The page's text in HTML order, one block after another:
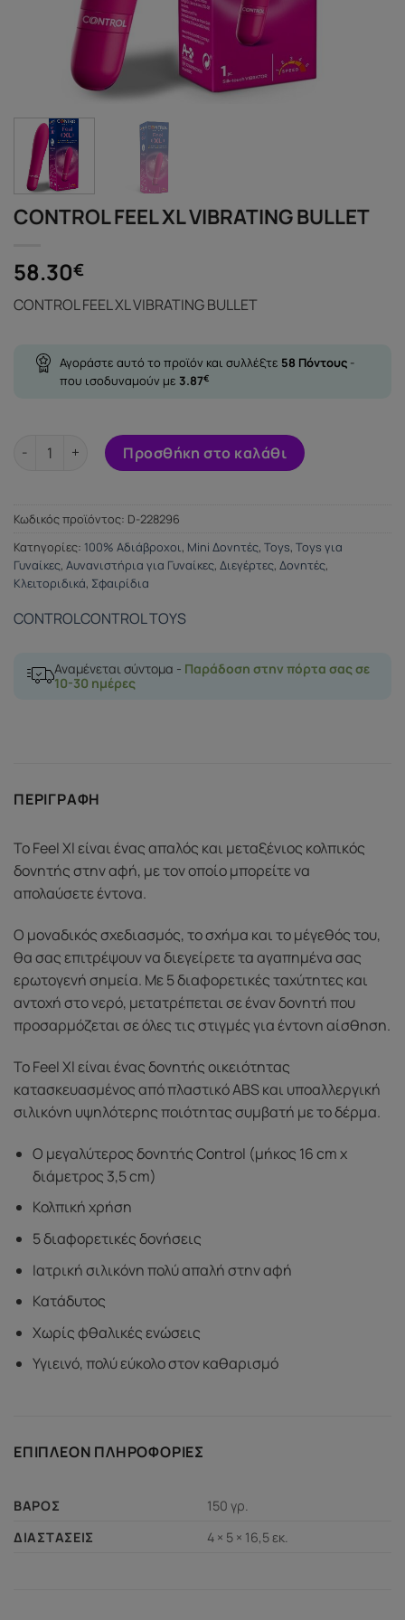
CONTROL FEEL XL VIBRATING BULLET
58.30€
CONTROL FEEL XL VIBRATING BULLET
Αγοράστε αυτό το προϊόν και συλλέξτε 58 Πόντους -
που ισοδυναμούν με 3.87€
CONTROL FEEL XL VIBRATING BULLET ποσότητα
Προσθήκη στο καλάθι
Κωδικός προϊόντος: D-228296
Κατηγορίες: 100% Αδιάβροχοι , Mini Δονητές, Toys, Toys για
Γυναίκες, Αυνανιστήρια για Γυναίκες, Διεγέρτες, Δονητές,
Κλειτοριδικά, Σφαιρίδια
CONTROLCONTROL TOYS
Αναμένεται σύντομα - Παράδοση στην πόρτα σας σε
10-30 ημέρες
ΠΕΡΙΓΡΑΦΉ
Το Feel Xl είναι ένας απαλός και μεταξένιος κολπικός
δονητής στην αφή, με τον οποίο μπορείτε να
απολαύσετε έντονα.
Ο μοναδικός σχεδιασμός, το σχήμα και το μέγεθός του,
θα σας επιτρέψουν να διεγείρετε τα αγαπημένα σας
ερωτογενή σημεία. Με 5 διαφορετικές ταχύτητες και
αντοχή στο νερό, μετατρέπεται σε έναν δονητή που
προσαρμόζεται σε όλες τις στιγμές για έντονη αίσθηση.
Το Feel Xl είναι ένας δονητής οικειότητας
κατασκευασμένος από πλαστικό ABS και υποαλλεργική
σιλικόνη υψηλότερης ποιότητας συμβατή με το δέρμα.
Ο μεγαλύτερος δονητής Control (μήκος 16 cm x
διάμετρος 3,5 cm)
Κολπική χρήση
5 διαφορετικές δονήσεις
Ιατρική σιλικόνη πολύ απαλή στην αφή
Κατάδυτος
Χωρίς φθαλικές ενώσεις
Υγιεινό, πολύ εύκολο στον καθαρισμό
ΕΠΙΠΛΈΟΝ ΠΛΗΡΟΦΟΡΊΕΣ
ΒΆΡΟΣ
150 γρ.
ΔΙΑΣΤΆΣΕΙΣ
4 × 5 × 16,5 εκ.